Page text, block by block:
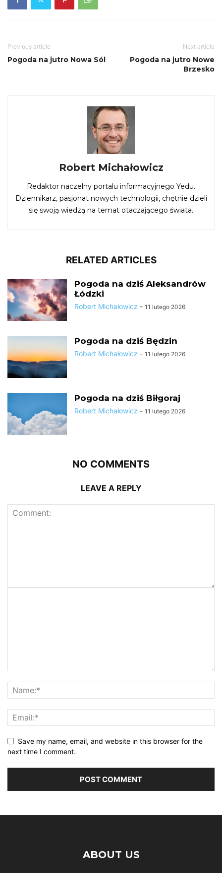
Previous article
Pogoda na jutro Nowa Sól
Next article
Pogoda na jutro Nowe
Brzesko
Robert Michałowicz
Redaktor naczelny portalu informacyjnego Yedu.
Dziennikarz, pasjonat nowych technologii, chętnie dzieli
się swoją wiedzą na temat otaczającego świata.
RELATED ARTICLES
Pogoda na dziś Aleksandrów
Łódzki
Robert Michałowicz - 11 lutego 2026
Pogoda na dziś Będzin
Robert Michałowicz - 11 lutego 2026
Pogoda na dziś Biłgoraj
Robert Michałowicz - 11 lutego 2026
NO COMMENTS
LEAVE A REPLY
Save my name, email, and website in this browser for the
next time I comment.
ABOUT US